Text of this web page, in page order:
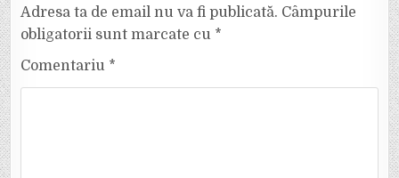
Adresa ta de email nu va fi publicată. Câmpurile
obligatorii sunt marcate cu *
Comentariu *